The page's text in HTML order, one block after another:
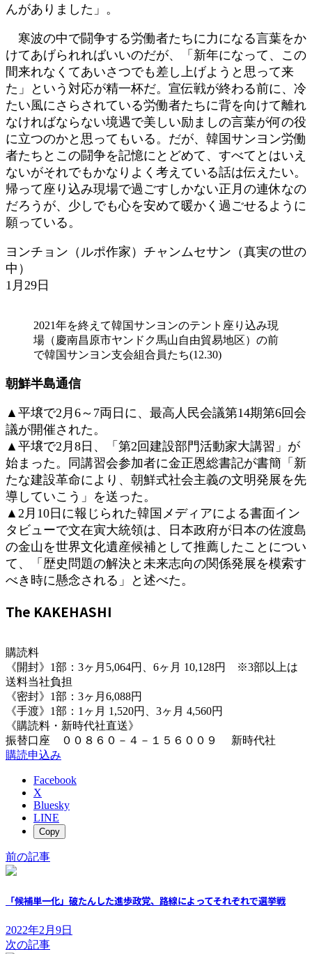
んがありました」。
寒波の中で闘争する労働者たちに力になる言葉をか
けてあげられればいいのだが、「新年になって、この
間来れなくてあいさつでも差し上げようと思って来
た」という対応が精一杯だ。宣伝戦が終わる前に、冷
たい風にさらされている労働者たちに背を向けて離れ
なければならない境遇で美しい励ましの言葉が何の役
に立つのかと思ってもいる。だが、韓国サンヨン労働
者たちとこの闘争を記憶にとどめて、すべてとはいえ
ないがそれでもかなりよく考えている話は伝えたい。
帰って座り込み現場で過ごすしかない正月の連休なの
だろうが、少しでも心を安めて暖かく過ごせるように
願っている。
ヨンチョン（ルポ作家）チャンムセサン（真実の世の
中）
1月29日
2021年を終えて韓国サンヨンのテント座り込み現
場（慶南昌原市ヤンドク馬山自由貿易地区）の前
で韓国サンヨン支会組合員たち(12.30)
朝鮮半島通信
▲平壌で2月6～7両日に、最高人民会議第14期第6回会
議が開催された。
▲平壌で2月8日、「第2回建設部門活動家大講習」が
始まった。同講習会参加者に金正恩総書記が書簡「新
たな建設革命により、朝鮮式社会主義の文明発展を先
導していこう」を送った。
▲2月10日に報じられた韓国メディアによる書面イン
タビューで文在寅大統領は、日本政府が日本の佐渡島
の金山を世界文化遺産候補として推薦したことについ
て、「歴史問題の解決と未来志向の関係発展を模索す
べき時に懸念される」と述べた。
The KAKEHASHI
購読料
《開封》1部：3ヶ月5,064円、6ヶ月 10,128円 ※3部以上は
送料当社負担
《密封》1部：3ヶ月6,088円
《手渡》1部：1ヶ月 1,520円、3ヶ月 4,560円
《購読料・新時代社直送》
振替口座 ００８６０－４－１５６００９ 新時代社
購読申込み
Facebook
X
Bluesky
LINE
Copy
前の記事
「候補単一化」破たんした進歩政党、路線によってそれぞれで選挙戦
2022年2月9日
次の記事